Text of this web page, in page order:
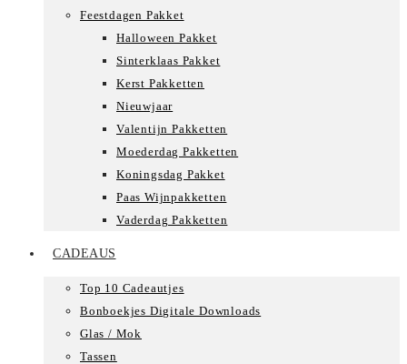
Feestdagen Pakket
Halloween Pakket
Sinterklaas Pakket
Kerst Pakketten
Nieuwjaar
Valentijn Pakketten
Moederdag Pakketten
Koningsdag Pakket
Paas Wijnpakketten
Vaderdag Pakketten
CADEAUS
Top 10 Cadeautjes
Bonboekjes Digitale Downloads
Glas / Mok
Tassen